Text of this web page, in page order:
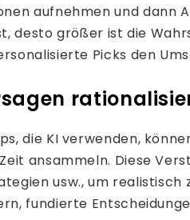
aufnehmen und dann
desto größer ist die
Picks den
die KI verwenden,
ansammeln. Diese
usw., um
fundierte